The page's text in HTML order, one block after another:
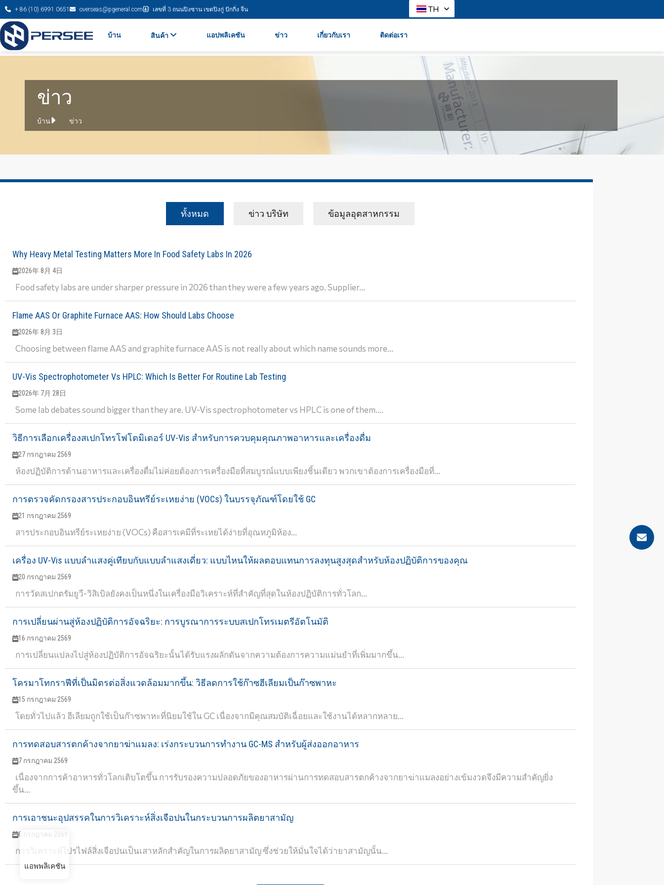
+ 86 (10) 6991 0651 overseas@pgeneral.com เลขที่ 3 ถนนปิงซาน เขตปิงกู่ ปักกิ่ง จีน TH
บ้าน สินค้า แอปพลิเคชัน ข่าว เกี่ยวกับเรา ติดต่อเรา
ข่าว
บ้าน ข่าว
ทั้งหมด ข่าว บริษัท ข้อมูลอุตสาหกรรม
Why Heavy Metal Testing Matters More In Food Safety Labs In 2026
2026年 8月 4日
Food safety labs are under sharper pressure in 2026 than they were a few years ago. Supplier...
Flame AAS Or Graphite Furnace AAS: How Should Labs Choose
2026年 8月 3日
Choosing between flame AAS and graphite furnace AAS is not really about which name sounds more...
UV-Vis Spectrophotometer Vs HPLC: Which Is Better For Routine Lab Testing
2026年 7月 28日
Some lab debates sound bigger than they are. UV-Vis spectrophotometer vs HPLC is one of them....
วิธีการเลือกเครื่องสเปกโทรโฟโตมิเตอร์ UV-Vis สำหรับการควบคุมคุณภาพอาหารและเครื่องดื่ม
27 กรกฎาคม 2569
ห้องปฏิบัติการด้านอาหารและเครื่องดื่มไม่ค่อยต้องการเครื่องมือที่สมบูรณ์แบบเพียงชิ้นเดียว พวกเขาต้องการเครื่องมือที่...
การตรวจคัดกรองสารประกอบอินทรีย์ระเหยง่าย (VOCs) ในบรรจุภัณฑ์โดยใช้ GC
21 กรกฎาคม 2569
สารประกอบอินทรีย์ระเหยง่าย (VOCs) คือสารเคมีที่ระเหยได้ง่ายที่อุณหภูมิห้อง...
เครื่อง UV-Vis แบบลำแสงคู่เทียบกับแบบลำแสงเดี่ยว: แบบไหนให้ผลตอบแทนการลงทุนสูงสุดสำหรับห้องปฏิบัติการของคุณ
20 กรกฎาคม 2569
การวัดสเปกตรัมยูวี-วิสิเบิลยังคงเป็นหนึ่งในเครื่องมือวิเคราะห์ที่สำคัญที่สุดในห้องปฏิบัติการทั่วโลก...
การเปลี่ยนผ่านสู่ห้องปฏิบัติการอัจฉริยะ: การบูรณาการระบบสเปกโทรเมตรีอัตโนมัติ
16 กรกฎาคม 2569
การเปลี่ยนแปลงไปสู่ห้องปฏิบัติการอัจฉริยะนั้นได้รับแรงผลักดันจากความต้องการความแม่นยำที่เพิ่มมากขึ้น...
โครมาโทกราฟีที่เป็นมิตรต่อสิ่งแวดล้อมมากขึ้น: วิธีลดการใช้ก๊าซฮีเลียมเป็นก๊าซพาหะ
15 กรกฎาคม 2569
โดยทั่วไปแล้ว ฮีเลียมถูกใช้เป็นก๊าซพาหะที่นิยมใช้ใน GC เนื่องจากมีคุณสมบัติเฉื่อยและใช้งานได้หลากหลาย...
การทดสอบสารตกค้างจากยาฆ่าแมลง: เร่งกระบวนการทำงาน GC-MS สำหรับผู้ส่งออกอาหาร
7 กรกฎาคม 2569
เนื่องจากการค้าอาหารทั่วโลกเติบโตขึ้น การรับรองความปลอดภัยของอาหารผ่านการทดสอบสารตกค้างจากยาฆ่าแมลงอย่างเข้มงวดจึงมีความสำคัญยิ่ง
ขึ้น...
การเอาชนะอุปสรรคในการวิเคราะห์สิ่งเจือปนในกระบวนการผลิตยาสามัญ
6 กรกฎาคม 2569
การวิเคราะห์โปรไฟล์สิ่งเจือปนเป็นเสาหลักสำคัญในการผลิตยาสามัญ ซึ่งช่วยให้มั่นใจได้ว่ายาสามัญนั้น...
แอพพลิเคชัน